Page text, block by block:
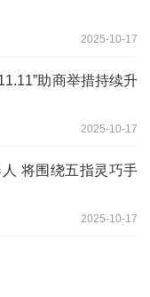
2025-10-17
助商举措持续升
2025-10-17
将围绕五指灵巧手
2025-10-17